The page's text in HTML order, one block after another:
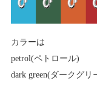
カラーは
petrol(ペトロール)
dark green(ダークグリ